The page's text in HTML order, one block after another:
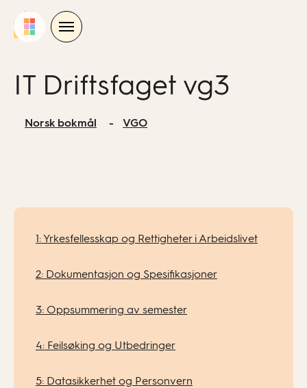
IT Driftsfaget vg3
Norsk bokmål VGO
1: Yrkesfellesskap og Rettigheter i Arbeidslivet
2: Dokumentasjon og Spesifikasjoner
3: Oppsummering av semester
4: Feilsøking og Utbedringer
5: Datasikkerhet og Personvern